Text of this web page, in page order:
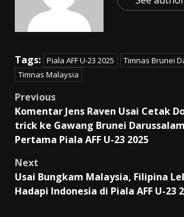
Tags: Piala AFF U-23 2025
Timnas Brunei
Timnas Malaysia
Post
navigation
Previous
Komentar Jens Raven Usai Cetak
trick ke Gawang Brunei
Pertama Piala AFF U-23 2025
Next
Usai Bungkam Malaysia, Filipina
Hadapi Indonesia di Piala AFF U-23